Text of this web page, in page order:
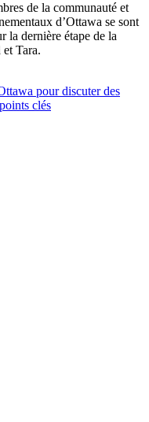
de la communauté et
d’Ottawa se sont
la dernière étape de la
Tara.
pour discuter des
clés